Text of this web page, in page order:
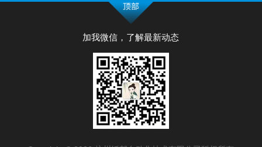
加我微信，了解最新动态